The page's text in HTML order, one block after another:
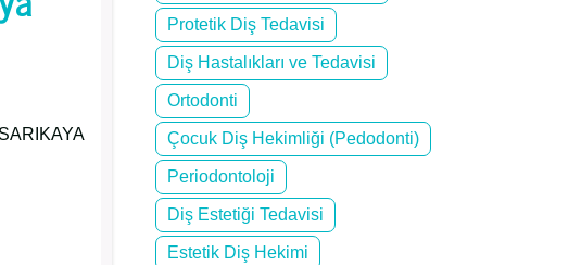
Protetik Diş Tedavisi
Diş Hastalıkları ve Tedavisi
Ortodonti
Çocuk Diş Hekimliği (Pedodonti)
Periodontoloji
Diş Estetiği Tedavisi
Estetik Diş Hekimi